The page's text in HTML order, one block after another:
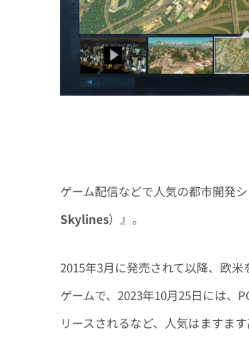
ゲーム配信などで人気の都市開発
Skylines）』。
2015年3月に発売されて以降、欧
ゲームで、2023年10月25日には、
リースされるなど、人気はますます